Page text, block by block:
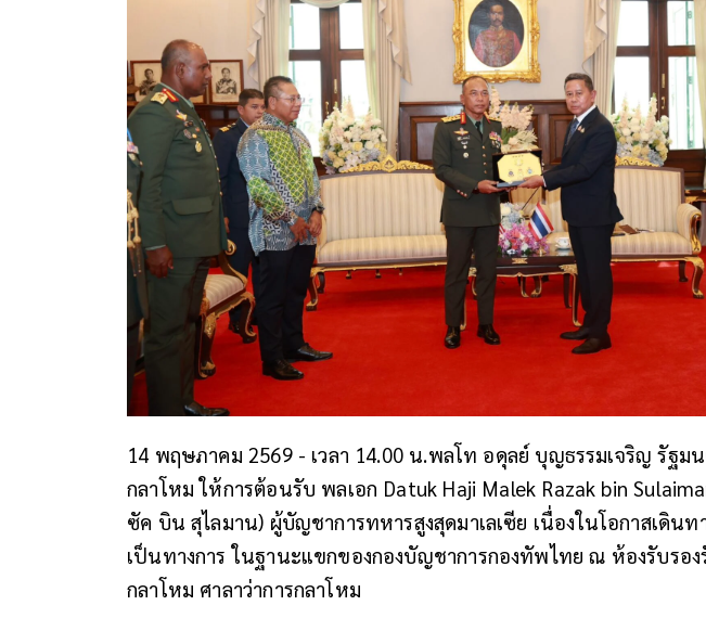
14 พฤษภาคม 2569 - เวลา 14.00 น.พลโท อดุลย์ บุญธรรมเจริญ รัฐมน
กลาโหม ให้การต้อนรับ พลเอก Datuk Haji Malek Razak bin
ซัค บิน สุไลมาน) ผู้บัญชาการทหารสูงสุดมาเลเซีย เนื่องในโอกาสเดินท
เป็นทางการ ในฐานะแขกของกองบัญชาการกองทัพไทย ณ ห้องรับรอง
กลาโหม ศาลาว่าการกลาโหม